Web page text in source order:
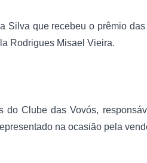
Silva que recebeu o prêmio
Rodrigues Misael Vieira.
do Clube das Vovós,
na ocasião pela